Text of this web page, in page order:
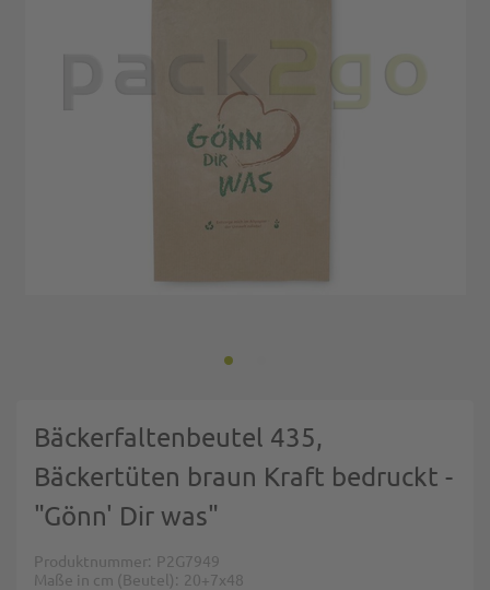
Bäckerfaltenbeutel 435,
Bäckertüten braun Kraft bedruckt -
"Gönn' Dir was"
Produktnummer P2G7949
Maße in cm (Beutel)
20+7x48